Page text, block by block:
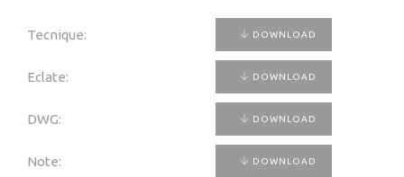
Tecnique: DOWNLOAD
Eclate: DOWNLOAD
DWG: DOWNLOAD
Note: DOWNLOAD